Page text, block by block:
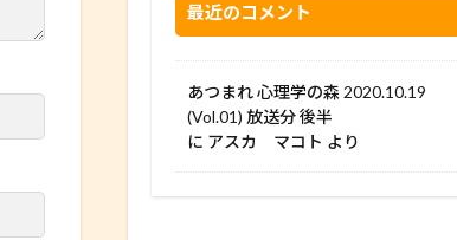
最近のコメント
あつまれ 心理学の森 2020.10.19
(Vol.01) 放送分 後半
に アスカ マコト より